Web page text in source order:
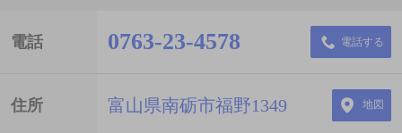
電話 0763-23-4578 電話する
住所 富山県南砺市福野1349 地図